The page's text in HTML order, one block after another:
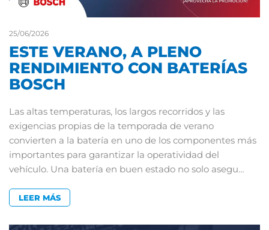
25/06/2026
ESTE VERANO, A PLENO
RENDIMIENTO CON BATERÍAS
BOSCH
Las altas temperaturas, los largos recorridos y las
exigencias propias de la temporada de verano
convierten a la batería en uno de los componentes más
importantes para garantizar la operatividad del
vehículo. Una batería en buen estado no solo asegu…
LEER MÁS